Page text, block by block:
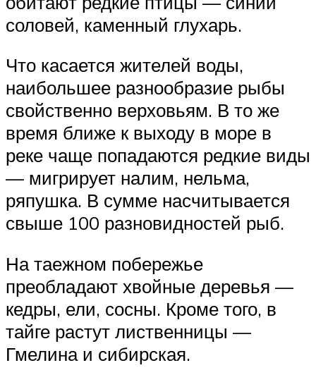
соловей, каменный глухарь.
Что касается жителей воды,
наибольшее разнообразие рыбы
свойственно верховьям. В то же
время ближе к выходу в море в
реке чаще попадаются редкие виды
— мигрирует налим, нельма,
ряпушка. В сумме насчитывается
свыше 100 разновидностей рыб.
На таежном побережье
преобладают хвойные деревья —
кедры, ели, сосны. Кроме того, в
тайге растут лиственницы —
Гмелина и сибирская.